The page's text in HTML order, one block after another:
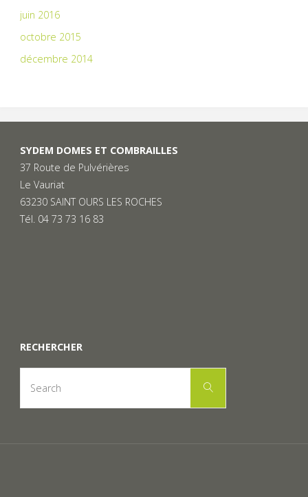
juin 2016
octobre 2015
décembre 2014
SYDEM DOMES ET COMBRAILLES
37 Route de Pulvérières
Le Vauriat
63230 SAINT OURS LES ROCHES
Tél. 04 73 73 16 83
RECHERCHER
Search